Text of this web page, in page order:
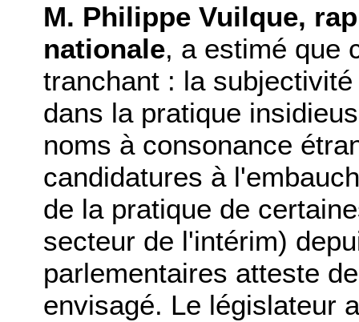
M. Philippe Vuilque,
nationale, a estimé que
tranchant : la
dans la pratique
noms à consonance
candidatures à
de la pratique de
secteur de l'intérim)
parlementaires atteste
envisagé. Le législateur